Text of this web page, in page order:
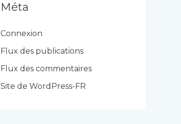
r
i
Méta
Connexion
Flux des publications
Flux des commentaires
Site de WordPress-FR